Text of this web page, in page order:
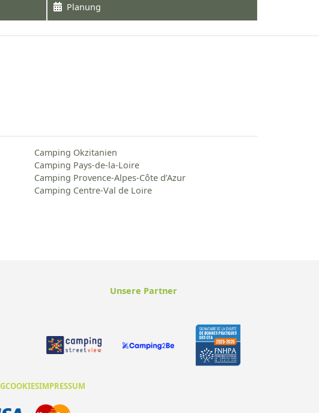
Planung
Camping Okzitanien
Camping Pays-de-la-Loire
Camping Provence-Alpes-Côte d’Azur
Camping Centre-Val de Loire
Unsere Partner
COOKIESIMPRESSUM